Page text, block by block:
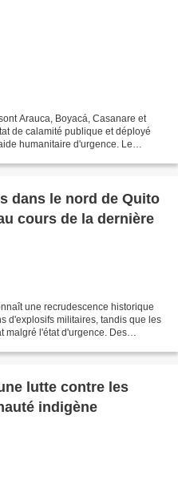
Arauca, Boyacá, Casanare et
de calamité publique et déployé
humanitaire d'urgence. Le
dans le nord de Quito
cours de la dernière
une recrudescence historique
d'explosifs militaires, tandis que les
malgré l'état d'urgence. Des
lutte contre les
indigène